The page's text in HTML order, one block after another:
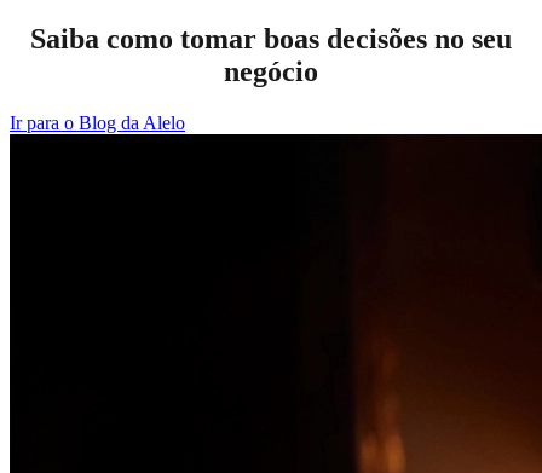
Saiba como tomar boas decisões no seu
negócio
Ir para o Blog da Alelo